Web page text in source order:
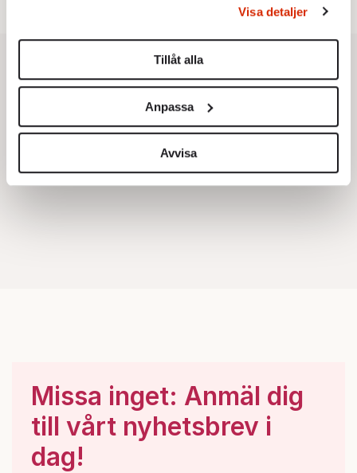
Du kan ändra eller dra tillbaka ditt samtycke när som
helst från cookie-förklaringen.
Vi använder enhetsidentifierare för att anpassa innehållet
för sociala medier och analysera vår trafik. Vi
vidarebefordrar även sådana identifierare och annan
information från din enhet till de sociala medier och
annons- och analysföretag som vi samarbetar med.
Visa detaljer
Tillåt alla
Anpassa
Avvisa
Missa inget: Anmäl dig
till vårt nyhetsbrev i
dag!